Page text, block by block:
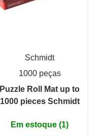
Schmidt
1000 peças
Puzzle Roll Mat up to
1000 pieces Schmidt
Em estoque (1)